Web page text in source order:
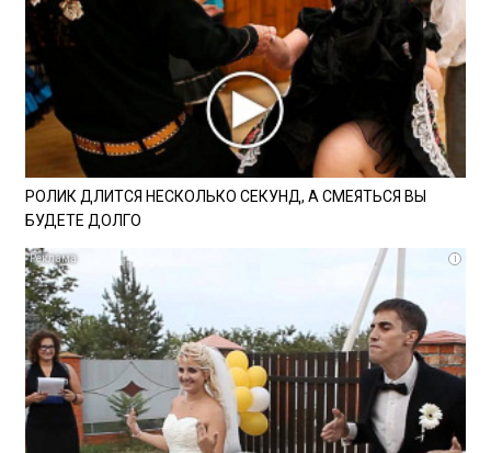
РОЛИК ДЛИТСЯ НЕСКОЛЬКО СЕКУНД, А СМЕЯТЬСЯ ВЫ
БУДЕТЕ ДОЛГО
i